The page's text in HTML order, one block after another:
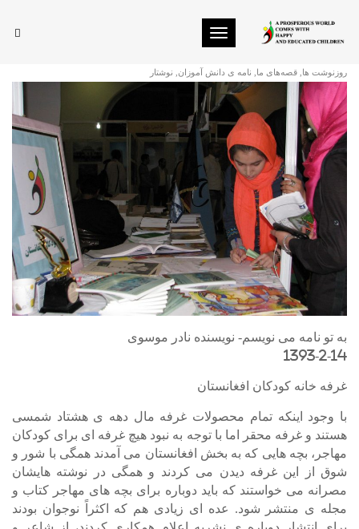
Toggle navigation
به تو نامه می نویسم
روزنوشت ها قصه‌های ما نامه ی دانش آموزان نوشتار
به تو نامه می نویسم- نویسنده نادر موسوی
1393-2-14
غرفه خانه کودکان افغانستان
با وجود اینکه تمام محصولات غرفه مال دهه ی هشتاد شمسی
هستند و غرفه محقر اما با توجه به نبود هیچ غرفه ای برای کودکان
مهاجر، بچه هایی که به بخش افغانستان می آمدند همگی با شور و
شوق از این غرفه دیدن می کردند و همگی در نوشته هایشان
مصرانه می خواستند که باید دوباره برای بچه های مهاجر کتاب و
مجله ی منتشر شود. عده ای زیادی هم که اکثراً نوجوان بودند
برای انتشار دوباره ی نشریه اعلام همکاری کردند، از شاعر و